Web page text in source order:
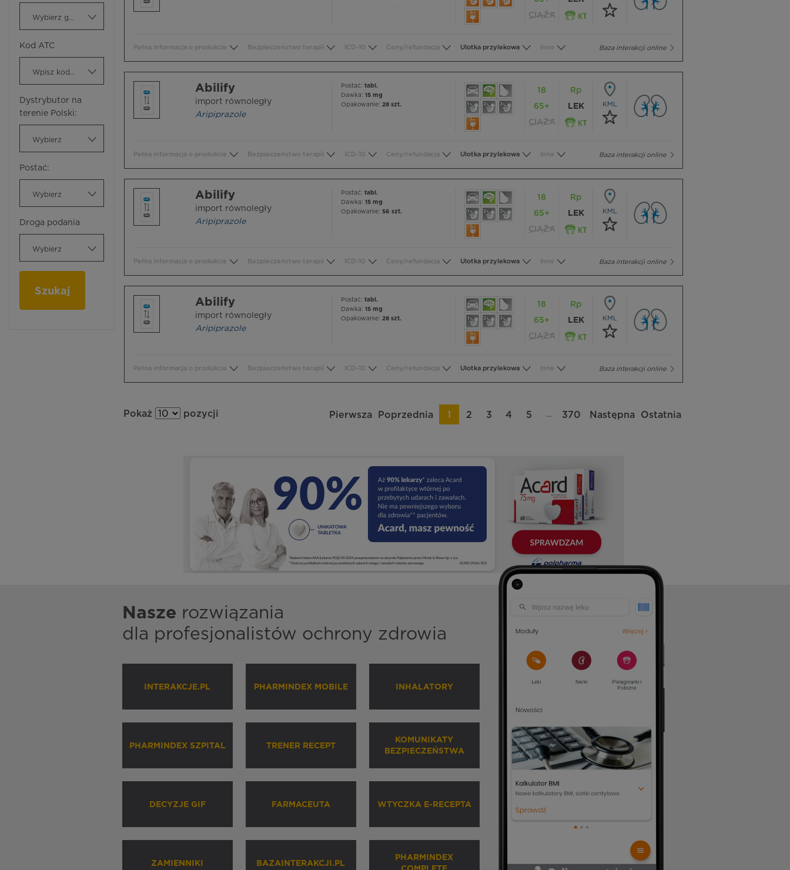
Kod ATC
Dystrybutor na
terenie Polski:
Wybierz
Postać:
Wybierz
Droga podania
Wybierz
Szukaj
CIĄŻA
Baza interakcji online
Pełna informacja o produkcie Bezpieczeństwo terapii ICD-10 Ceny/refundacja Ulotka przylekowa Inne
Abilify
import równoległy
Aripiprazole
Postać: tabl.
Dawka: 15 mg
Opakowanie: 28 szt.
18
65+
CIĄŻA
Rp
LEK
KML
Baza interakcji online
Pełna informacja o produkcie Bezpieczeństwo terapii ICD-10 Ceny/refundacja Ulotka przylekowa Inne
Abilify
import równoległy
Aripiprazole
Postać: tabl.
Dawka: 15 mg
Opakowanie: 56 szt.
18
65+
CIĄŻA
Rp
LEK
KML
Baza interakcji online
Pełna informacja o produkcie Bezpieczeństwo terapii ICD-10 Ceny/refundacja Ulotka przylekowa Inne
Abilify
import równoległy
Aripiprazole
Postać: tabl.
Dawka: 15 mg
Opakowanie: 28 szt.
18
65+
CIĄŻA
Rp
LEK
KML
Baza interakcji online
Pełna informacja o produkcie Bezpieczeństwo terapii ICD-10 Ceny/refundacja Ulotka przylekowa Inne
Pokaż pozycji Pierwsza Poprzednia 1 2 3 4 5 … 370 Następna Ostatnia
Nasze rozwiązania
dla profesjonalistów ochrony zdrowia
INTERAKCJE.PL PHARMINDEX MOBILE INHALATORY
PHARMINDEX SZPITAL TRENER RECEPT
KOMUNIKATY
BEZPIECZEŃSTWA
DECYZJE GIF FARMACEUTA WTYCZKA E-RECEPTA
ZAMIENNIKI BAZAINTERAKCJI.PL
PHARMINDEX